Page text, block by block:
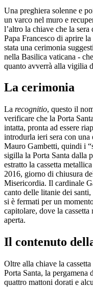
Una preghiera solenne e
un varco nel muro e
l’altro la chiave che la
Papa Francesco di aprire
stata una cerimonia
nella Basilica vaticana -
quanto avverrà alla vigilia
La cerimonia
La recognitio, questo il
verificare che la Porta
intatta, pronta ad essere
introdurla ieri sera con una
Mauro Gambetti, quindi i
sigilla la Porta Santa dalla
estratto la cassetta
2016, giorno di chiusura
Misericordia. Il cardinale
canto delle litanie dei
si è fermati per un
capitolare, dove la cassetta
aperta.
Il contenuto
Oltre alla chiave la
Porta Santa, la pergamena
quattro mattoni dorati e